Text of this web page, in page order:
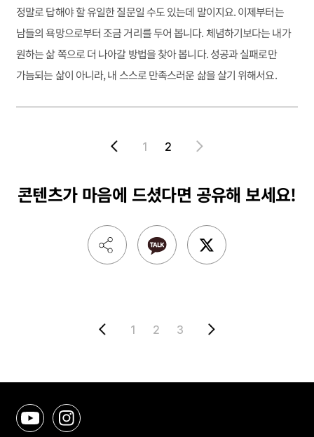
정말로 답해야 할 유일한 질문일 수도 있는데 말이지요. 이제부터는
남들의 욕망으로부터 조금 거리를 두어 봅니다. 체념하기보다는 내가
원하는 삶 쪽으로 더 나아갈 방법을 찾아 봅니다. 성공과 실패로만
가늠되는 삶이 아니라, 내 스스로 만족스러운 삶을 살기 위해서요.
1 2
콘텐츠가 마음에 드셨다면 공유해 보세요!
1 2 3